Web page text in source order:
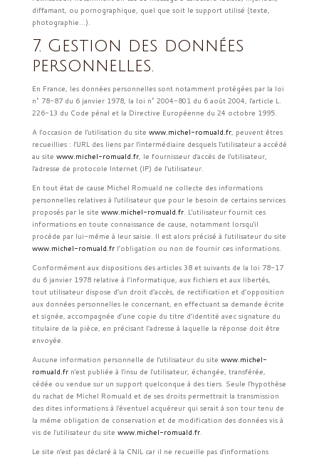
diffamant, ou pornographique, quel que soit le support utilisé (texte,
photographie…).
7. Gestion des données
personnelles.
En France, les données personnelles sont notamment protégées par la loi
n° 78-87 du 6 janvier 1978, la loi n° 2004-801 du 6 août 2004, l'article L.
226-13 du Code pénal et la Directive Européenne du 24 octobre 1995.
A l'occasion de l'utilisation du site www.michel-romuald.fr, peuvent êtres
recueillies : l'URL des liens par l'intermédiaire desquels l'utilisateur a accédé
au site www.michel-romuald.fr, le fournisseur d'accès de l'utilisateur,
l'adresse de protocole Internet (IP) de l'utilisateur.
En tout état de cause Michel Romuald ne collecte des informations
personnelles relatives à l'utilisateur que pour le besoin de certains services
proposés par le site www.michel-romuald.fr. L'utilisateur fournit ces
informations en toute connaissance de cause, notamment lorsqu'il
procède par lui-même à leur saisie. Il est alors précisé à l'utilisateur du site
www.michel-romuald.frl’obligation ou non de fournir ces informations.
Conformément aux dispositions des articles 38 et suivants de la loi 78-17
du 6 janvier 1978 relative à l’informatique, aux fichiers et aux libertés,
tout utilisateur dispose d’un droit d’accès, de rectification et d’opposition
aux données personnelles le concernant, en effectuant sa demande écrite
et signée, accompagnée d’une copie du titre d’identité avec signature du
titulaire de la pièce, en précisant l’adresse à laquelle la réponse doit être
envoyée.
Aucune information personnelle de l'utilisateur du site www.michel-
romuald.frn'est publiée à l'insu de l'utilisateur, échangée, transférée,
cédée ou vendue sur un support quelconque à des tiers. Seule l'hypothèse
du rachat de Michel Romuald et de ses droits permettrait la transmission
des dites informations à l'éventuel acquéreur qui serait à son tour tenu de
la même obligation de conservation et de modification des données vis à
vis de l'utilisateur du site www.michel-romuald.fr.
Le site n'est pas déclaré à la CNIL car il ne recueille pas d'informations